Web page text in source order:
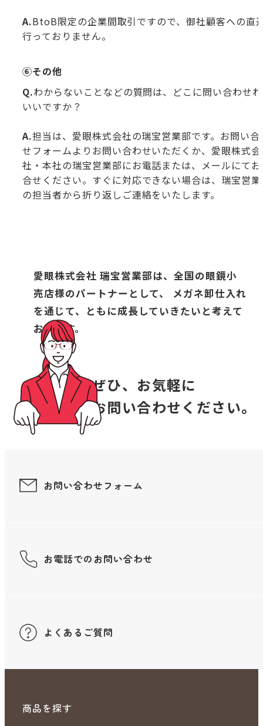
A.BtoB限定の企業間取引ですので、御社顧客への直
行っておりません。
⑥その他
Q.わからないことなどの質問は、どこに問い合わせ
いいですか？
A.担当は、愛眼株式会社の瑞宝営業部です。お問い合
せフォームよりお問い合わせいただくか、愛眼株式会
社・本社の瑞宝営業部にお電話または、メールにて
合せください。すぐに対応できない場合は、瑞宝営
の担当者から折り返しご連絡をいたします。
愛眼株式会社 瑞宝営業部は、全国の眼鏡小
売店様のパートナーとして、
メガネ卸仕入れ
を通じて、ともに成長していきたいと考えて
おります。
ぜひ、お気軽に
お問い合わせください。
お問い合わせフォーム
お電話でのお問い合わせ
よくあるご質問
商品を探す